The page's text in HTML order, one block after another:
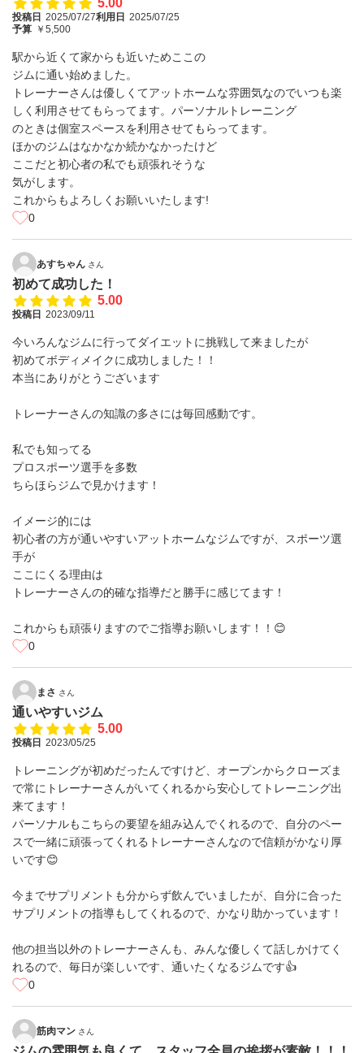
5.00
投稿日 2025/07/27利用日 2025/07/25
予算 ￥5,500
駅から近くて家からも近いためここの
ジムに通い始めました。
トレーナーさんは優しくてアットホームな雰囲気なのでいつも楽
しく利用させてもらってます。パーソナルトレーニング
のときは個室スペースを利用させてもらってます。
ほかのジムはなかなか続かなかったけど
ここだと初心者の私でも頑張れそうな
気がします。
これからもよろしくお願いいたします!
0
あすちゃん さん
初めて成功した！
5.00
投稿日 2023/09/11
今いろんなジムに行ってダイエットに挑戦して来ましたが
初めてボディメイクに成功しました！！
本当にありがとうございます
トレーナーさんの知識の多さには毎回感動です。
私でも知ってる
プロスポーツ選手を多数
ちらほらジムで見かけます！
イメージ的には
初心者の方が通いやすいアットホームなジムですが、スポーツ選
手が
ここにくる理由は
トレーナーさんの的確な指導だと勝手に感じてます！
これからも頑張りますのでご指導お願いします！！😊
0
まさ さん
通いやすいジム
5.00
投稿日 2023/05/25
トレーニングが初めだったんですけど、オープンからクローズま
で常にトレーナーさんがいてくれるから安心してトレーニング出
来てます！
パーソナルもこちらの要望を組み込んでくれるので、自分のペー
スで一緒に頑張ってくれるトレーナーさんなので信頼がかなり厚
いです😊
今までサプリメントも分からず飲んでいましたが、自分に合った
サプリメントの指導もしてくれるので、かなり助かっています！
他の担当以外のトレーナーさんも、みんな優しくて話しかけてく
れるので、毎日が楽しいです、通いたくなるジムです👍
0
筋肉マン さん